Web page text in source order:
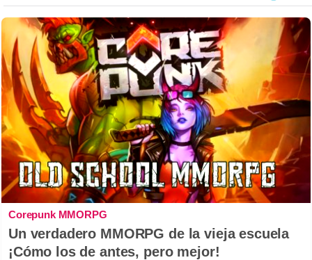
Corepunk MMORPG
Un verdadero MMORPG de la vieja escuela
¡Cómo los de antes, pero mejor!